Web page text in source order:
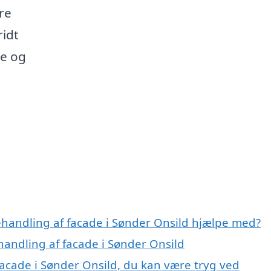
og
af facade i Sønder Onsild hjælpe med?
af facade i Sønder Onsild
i Sønder Onsild, du kan være tryg ved